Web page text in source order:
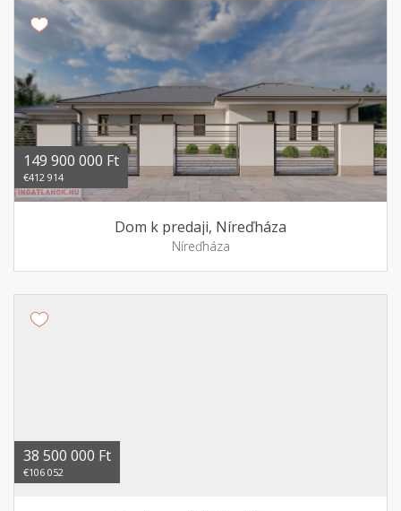
149 900 000 Ft
€412 914
Dom k predaji, Níreďháza
Níreďháza
38 500 000 Ft
€106 052